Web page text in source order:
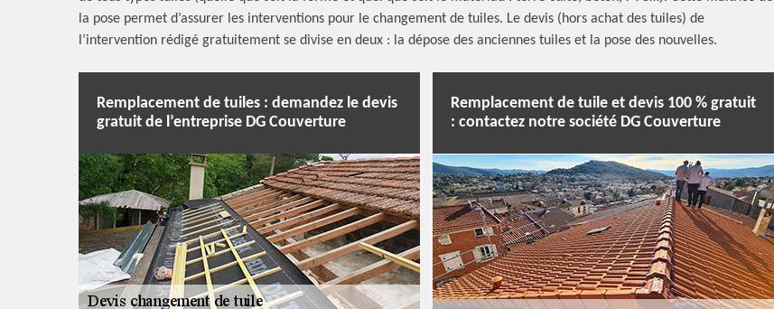
la pose permet d’assurer les interventions pour le changement de tuiles. Le devis (hors achat des tuiles) de
l’intervention rédigé gratuitement se divise en deux : la dépose des anciennes tuiles et la pose des nouvelles.
Remplacement de tuiles : demandez le devis
gratuit de l’entreprise DG Couverture
Remplacement de tuile et devis 100 % gratuit
: contactez notre société DG Couverture